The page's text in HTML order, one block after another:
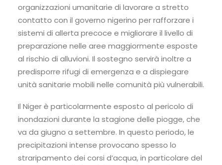
organizzazioni umanitarie di lavorare a stretto
contatto con il governo nigerino per rafforzare i
sistemi di allerta precoce e migliorare il livello di
preparazione nelle aree maggiormente esposte
al rischio di alluvioni. Il sostegno servirà inoltre a
predisporre rifugi di emergenza e a dispiegare
unità sanitarie mobili nelle comunità più vulnerabili.
Il Niger è particolarmente esposto al pericolo di
inondazioni durante la stagione delle piogge, che
va da giugno a settembre. In questo periodo, le
precipitazioni intense provocano spesso lo
straripamento dei corsi d’acqua, in particolare del